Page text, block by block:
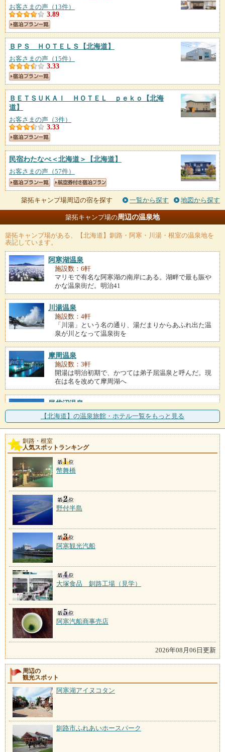
お客さまの声（13件）
3.89
ＢＰＳ ＨＯＴＥＬＳ 【北海道】
お客さまの声（15件）
3.33
ＢＥＴＳＵＫＡＩ ＨＯＴＥＬ ｐｅｋｏ
【北海
道】
お客さまの声（3件）
3.33
民宿わたなべ＜北海道＞ 【北海道】
お客さまの声（57件）
築拓キャンプ場周辺の宿を探す 一覧から探す 地図から探す
築拓キャンプ場の周辺の温泉地
築拓キャンプ場がある、【北海道】釧路・阿寒・川湯・根室の温泉地を
表記しています。
阿寒湖温泉
施設数：6軒
マリモで有名な阿寒湖の南岸にある。湖畔で最も賑や
かな温泉街だ。明治41
川湯温泉
施設数：4軒
「川湯」という名の通り、湯だまりからあふれ出た温
泉が川となって温泉街を
摩周温泉
施設数：3軒
開湯は明治初期で、かつては弟子屈温泉と呼んだ。現
在は名を改めて摩周湖へ
尾岱沼温泉
施設数：2軒
中標津町の市街地に近接し、空港や周辺観光地へのア
クセスもよい。アットホ
雄阿寒温泉
施設数：1軒
【北海道】の温泉旅館・ホテル一覧をもっと見る
釧路・根室
人気スポットランキング
幣舞橋
野付半島
阿寒観光汽船
大塚食品 釧路工場（見学）
阿寒汽船商事売店
2026年08月06日更新
周辺の
観光スポット
阿寒湖アイヌコタン
釧路市ふれあいホースパーク